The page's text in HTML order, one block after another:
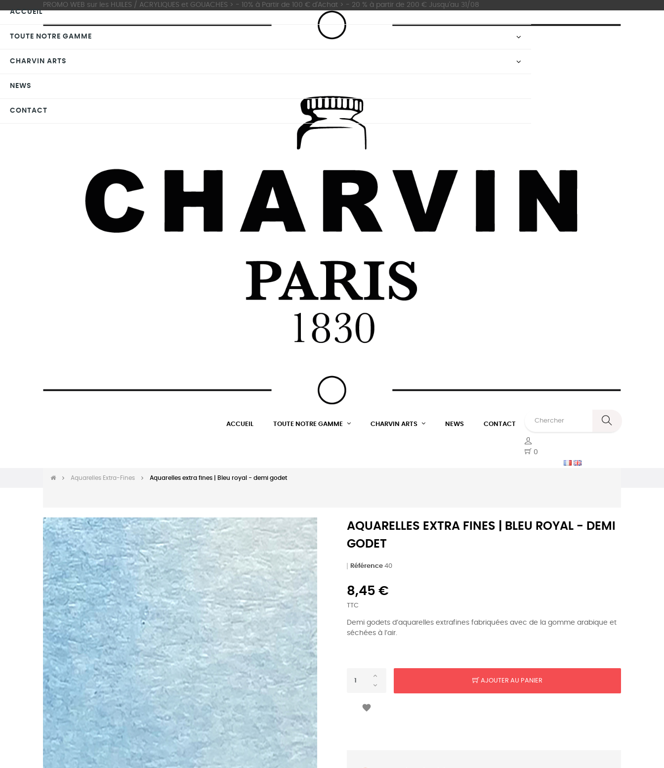
PROMO WEB sur les HUILES / ACRYLIQUES et GOUACHES > - 10% à Partir de 100 € d'Achat > - 20 % à partir de 200 € Jusqu'au 31/08
ACCUEIL TOUTE NOTRE GAMME CHARVIN ARTS NEWS CONTACT
0
Aquarelles Extra-Fines Aquarelles extra fines | Bleu royal - demi godet
AQUARELLES EXTRA FINES | BLEU ROYAL - DEMI
GODET
Référence 40
8,45 €
TTC
Demi godets d’aquarelles extrafines fabriquées avec de la gomme arabique et
séchées à l’air.
AJOUTER AU PANIER

ACCUEIL
TOUTE NOTRE GAMME
CHARVIN ARTS
NEWS
CONTACT